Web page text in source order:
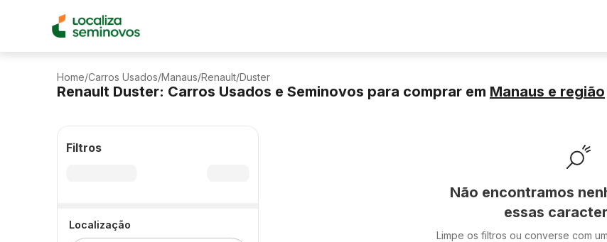
Home/Carros Usados/Manaus/Renault/Duster
Renault Duster: Carros Usados e Seminovos para comprar em Manaus e região
Filtros
Localização
Não encontramos
essas
Limpe os filtros ou converse com